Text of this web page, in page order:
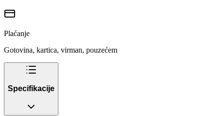
Plaćanje
Gotovina, kartica, virman, pouzećem
Specifikacije